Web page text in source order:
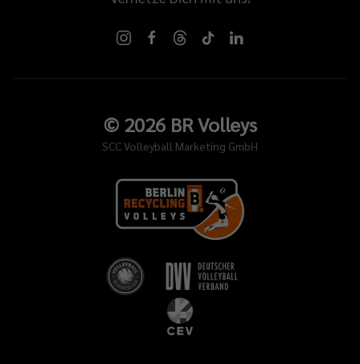
© 2026BR Volleys
SCC Volleyball Marketing GmbH